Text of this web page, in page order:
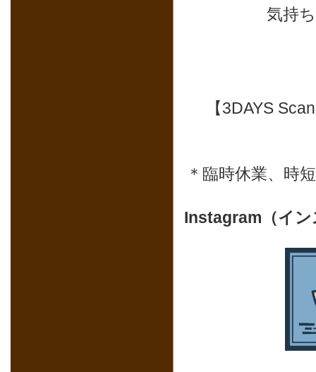
気持
【3DAYS
＊臨時休業、時
Instagram（イ